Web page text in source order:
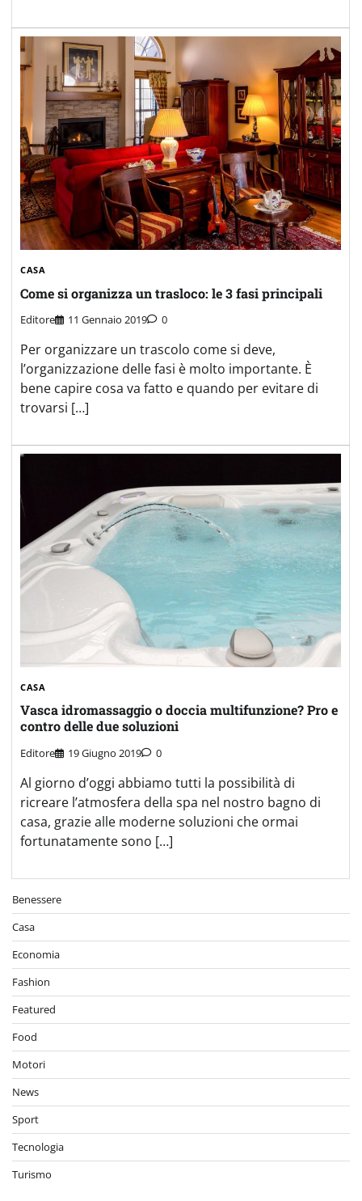
CASA
Come si organizza un trasloco: le 3 fasi principali
Editore 11 Gennaio 2019 0
Per organizzare un trascolo come si deve,
l’organizzazione delle fasi è molto importante. È
bene capire cosa va fatto e quando per evitare di
trovarsi […]
CASA
Vasca idromassaggio o doccia multifunzione? Pro e
contro delle due soluzioni
Editore 19 Giugno 2019 0
Al giorno d’oggi abbiamo tutti la possibilità di
ricreare l’atmosfera della spa nel nostro bagno di
casa, grazie alle moderne soluzioni che ormai
fortunatamente sono […]
Benessere
Casa
Economia
Fashion
Featured
Food
Motori
News
Sport
Tecnologia
Turismo